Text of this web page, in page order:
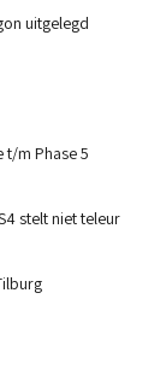
uitgelegd
t/m Phase 5
stelt niet teleur